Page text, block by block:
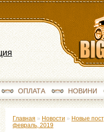
ОПЛАТА НОВИНИ
Главная » Новости » Новые
февраль, 2019